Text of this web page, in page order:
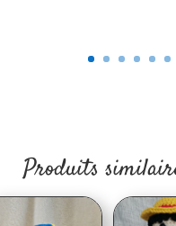
Produits